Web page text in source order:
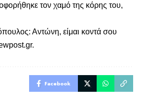
τον χαμό της κόρης του,
Αντώνη, είμαι κοντά σου
.
Facebook